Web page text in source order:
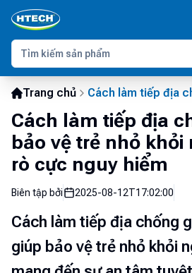
Trang chủ Cách làm tiếp địa
Cách làm tiếp địa
bảo vệ trẻ nhỏ khỏi
rò cực nguy hiểm
Biên tập bởi 2025-08-12T17:02:00
Cách làm tiếp địa chống
giúp bảo vệ trẻ nhỏ khỏi